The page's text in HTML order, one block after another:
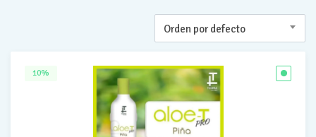
Orden por defecto
10%